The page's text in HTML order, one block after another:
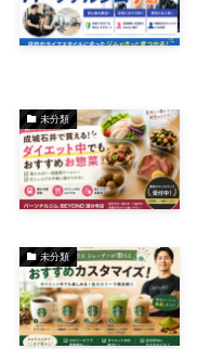
未分類
未分類